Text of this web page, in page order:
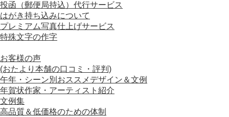
投函（郵便局持込）代行サービス
はがき持ち込みについて
プレミアム写真仕上げサービス
特殊文字の作字
お客様の声
(おたより本舗の口コミ・評判)
午年・シーン別おススメデザイン＆文例
年賀状作家・アーティスト紹介
文例集
高品質＆低価格のための体制